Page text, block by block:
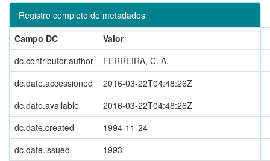
Registro completo de metadados
Campo DC
Valor
dc.contributor.author
FERREIRA, C. A.
dc.date.accessioned
2016-03-22T04:48:26Z
dc.date.available
2016-03-22T04:48:26Z
dc.date.created
1994-11-24
dc.date.issued
1993